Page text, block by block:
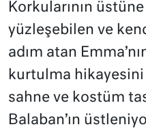
Korkularının
yüzleşebilen ve
adım atan
kurtulma
sahne ve kostüm
Balaban’ın